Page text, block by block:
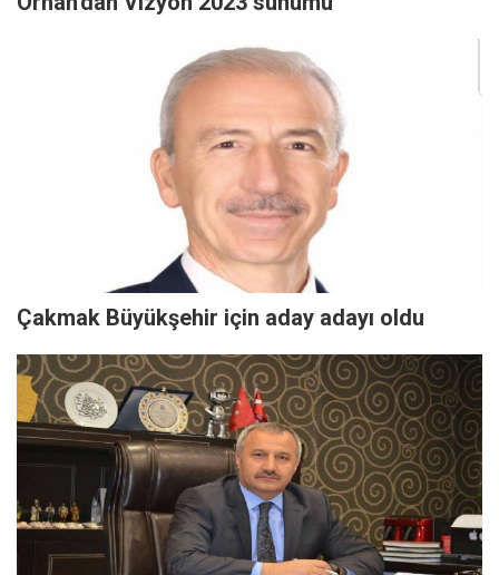
Çakmak Büyükşehir için aday adayı oldu